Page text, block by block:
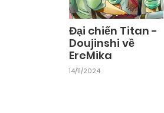
Đại chiến Titan -
Doujinshi về
EreMika
14/11/2024